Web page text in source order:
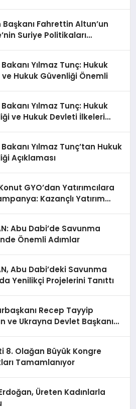
Fahrettin Altun’un
Suriye Politikaları
Yılmaz Tunç: Hukuk
Hukuk Güvenliği Önemli
Yılmaz Tunç: Hukuk
ve Hukuk Devleti İlkeleri
Yılmaz Tunç’tan Hukuk
Açıklaması
GYO’dan Yatırımcılara
Kazançlı Yatırım
Abu Dabi’de Savunma
Önemli Adımlar
Abu Dabi’deki Savunma
Yenilikçi Projelerini Tanıttı
Recep Tayyip
ve Ukrayna Devlet Başkanı
8. Olağan Büyük Kongre
Tamamlanıyor
Üreten Kadınlarla